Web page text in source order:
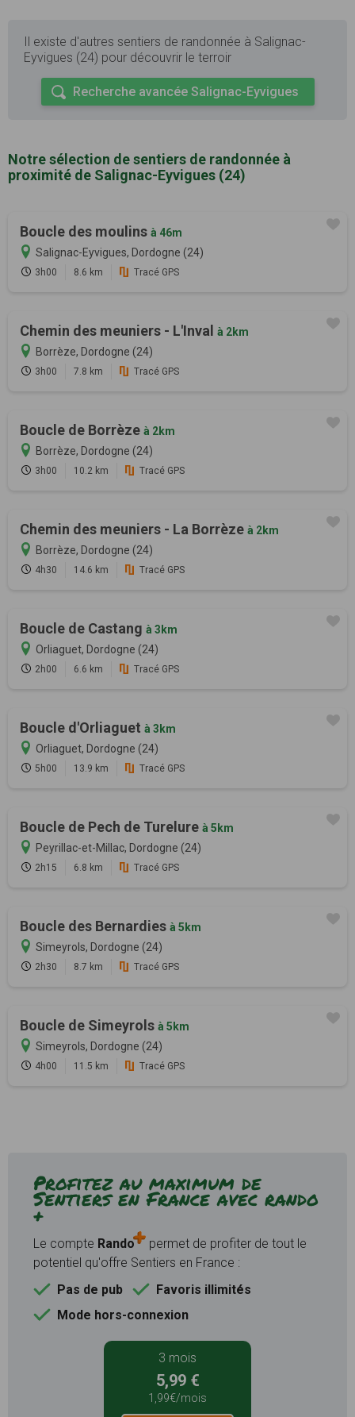
Il existe d'autres sentiers de randonnée à Salignac-
Eyvigues (24) pour découvrir le terroir
Recherche avancée Salignac-Eyvigues
Notre sélection de sentiers de randonnée à
proximité de Salignac-Eyvigues (24)
Boucle des moulins à 46m
Salignac-Eyvigues, Dordogne (24)
3h00 8.6 km Tracé GPS
Chemin des meuniers - L'Inval à 2km
Borrèze, Dordogne (24)
3h00 7.8 km Tracé GPS
Boucle de Borrèze à 2km
Borrèze, Dordogne (24)
3h00 10.2 km Tracé GPS
Chemin des meuniers - La Borrèze à 2km
Borrèze, Dordogne (24)
4h30 14.6 km Tracé GPS
Boucle de Castang à 3km
Orliaguet, Dordogne (24)
2h00 6.6 km Tracé GPS
Boucle d'Orliaguet à 3km
Orliaguet, Dordogne (24)
5h00 13.9 km Tracé GPS
Boucle de Pech de Turelure à 5km
Peyrillac-et-Millac, Dordogne (24)
2h15 6.8 km Tracé GPS
Boucle des Bernardies à 5km
Simeyrols, Dordogne (24)
2h30 8.7 km Tracé GPS
Boucle de Simeyrols à 5km
Simeyrols, Dordogne (24)
4h00 11.5 km Tracé GPS
Profitez au maximum de
Sentiers en France avec rando
+
Le compte Rando
permet de profiter de tout le
potentiel qu'offre Sentiers en France :
Pas de pub
Favoris illimités
Mode hors-connexion
3 mois
5,99 €
1,99€/mois